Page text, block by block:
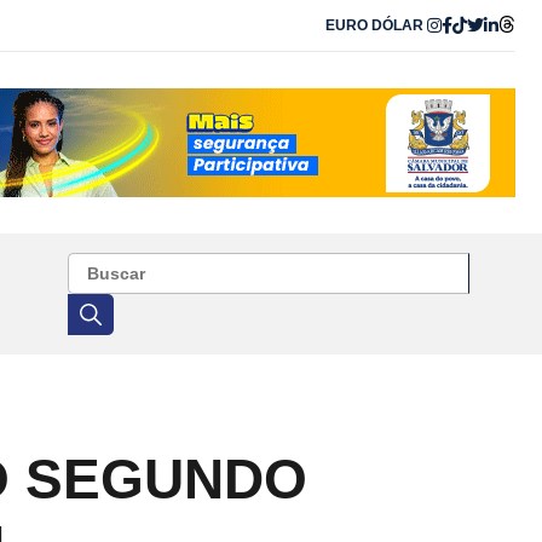
EURO DÓLAR
SEGUNDO